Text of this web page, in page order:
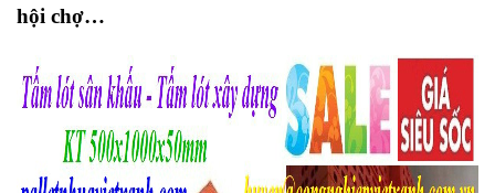
hội chợ…